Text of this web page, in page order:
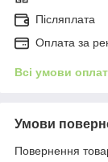
Післяплата
Оплата за
Всі умови
Умови
Повернення